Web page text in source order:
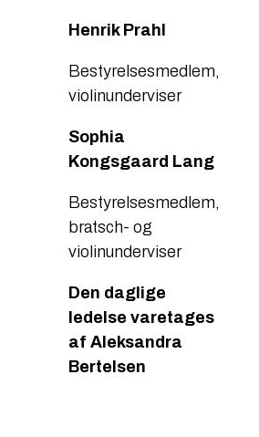
Henrik Prahl
Bestyrelsesmedlem,
violinunderviser
Sophia
Kongsgaard Lang
Bestyrelsesmedlem,
bratsch- og
violinunderviser
Den daglige
ledelse varetages
af Aleksandra
Bertelsen